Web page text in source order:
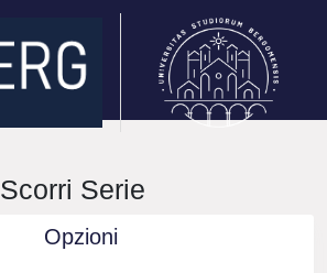
Scorri Serie
Opzioni